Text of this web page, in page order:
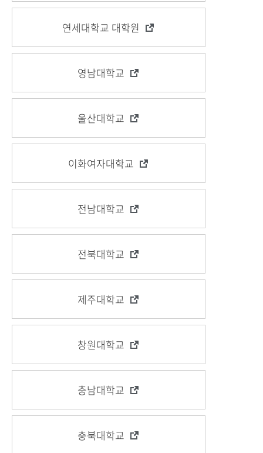
연세대학교 대학원
영남대학교
울산대학교
이화여자대학교
전남대학교
전북대학교
제주대학교
창원대학교
충남대학교
충북대학교